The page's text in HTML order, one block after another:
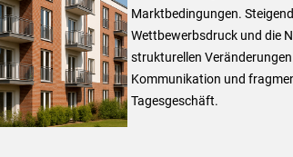
Marktbedingungen.
Wettbewerbsdruck und die
strukturellen
Kommunikation und
Tagesgeschäft.